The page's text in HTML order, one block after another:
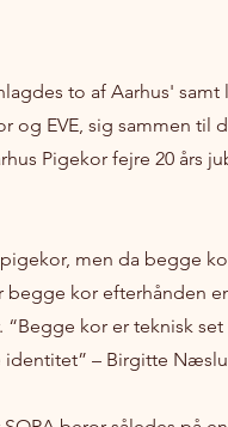
to af Aarhus'
og EVE, sig sammen til
Pigekor fejre 20 års
men da begge
begge kor efterhånden
kor er teknisk
identitet” – Birgitte